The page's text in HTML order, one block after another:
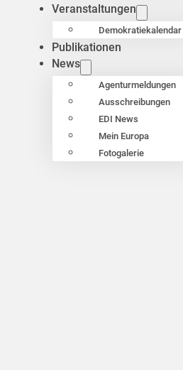
Veranstaltungen
Demokratiekalendar
Publikationen
News
Agenturmeldungen
Ausschreibungen
EDI News
Mein Europa
Fotogalerie